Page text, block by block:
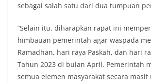
sebagai salah satu dari dua tumpuan
“Selain itu, diharapkan rapat ini
himbauan pemerintah agar waspada
Ramadhan, hari raya Paskah, dan hari
Tahun 2023 di bulan April. Pemerintah
semua elemen masyarakat secara masif